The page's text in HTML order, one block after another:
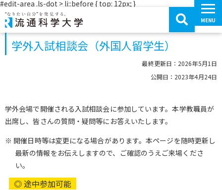
#edit-area .ls-dot > li::before { top: 12px; }コ
ツ
移
動
MENU
学外入試相談会（外国人留学生）
最終更新日：2026年5月1日
公開日：2023年4月24日
学外会場で開催される入試相談会に参加しています。本学教職員が
出席し、皆さんの質問・疑問等にお答えいたします。
※ 開催日時等は変更になる場合があります。本ページを随時更新し
最新の情報をお伝えしますので、ご確認のうえご来場くださ
い。
◎ 途中参加可能